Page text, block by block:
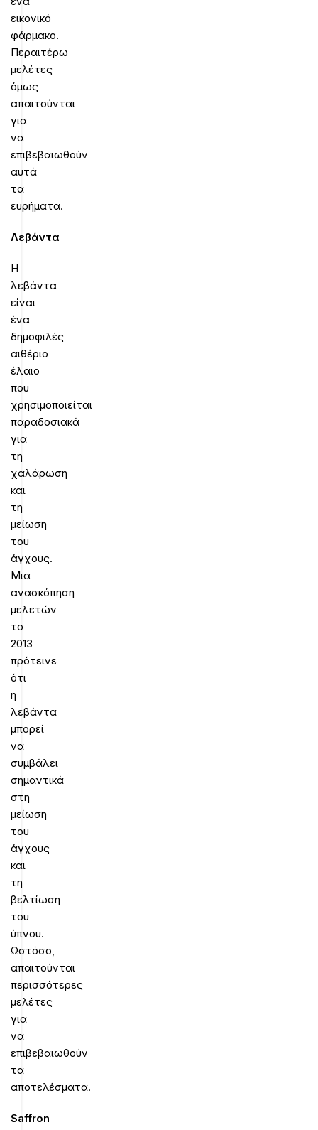
εικονικό
φάρμακο.
Περαιτέρω
μελέτες
όμως
απαιτούνται
για
να
επιβεβαιωθούν
αυτά
τα
ευρήματα.
Λεβάντα
Η
λεβάντα
είναι
ένα
δημοφιλές
αιθέριο
έλαιο
που
χρησιμοποιείται
παραδοσιακά
για
τη
χαλάρωση
και
τη
μείωση
του
άγχους.
Μια
ανασκόπηση
μελετών
το
2013
πρότεινε
ότι
η
λεβάντα
μπορεί
να
συμβάλει
σημαντικά
στη
μείωση
του
άγχους
και
τη
βελτίωση
του
ύπνου.
Ωστόσο,
απαιτούνται
περισσότερες
μελέτες
για
να
επιβεβαιωθούν
τα
αποτελέσματα.
Saffron